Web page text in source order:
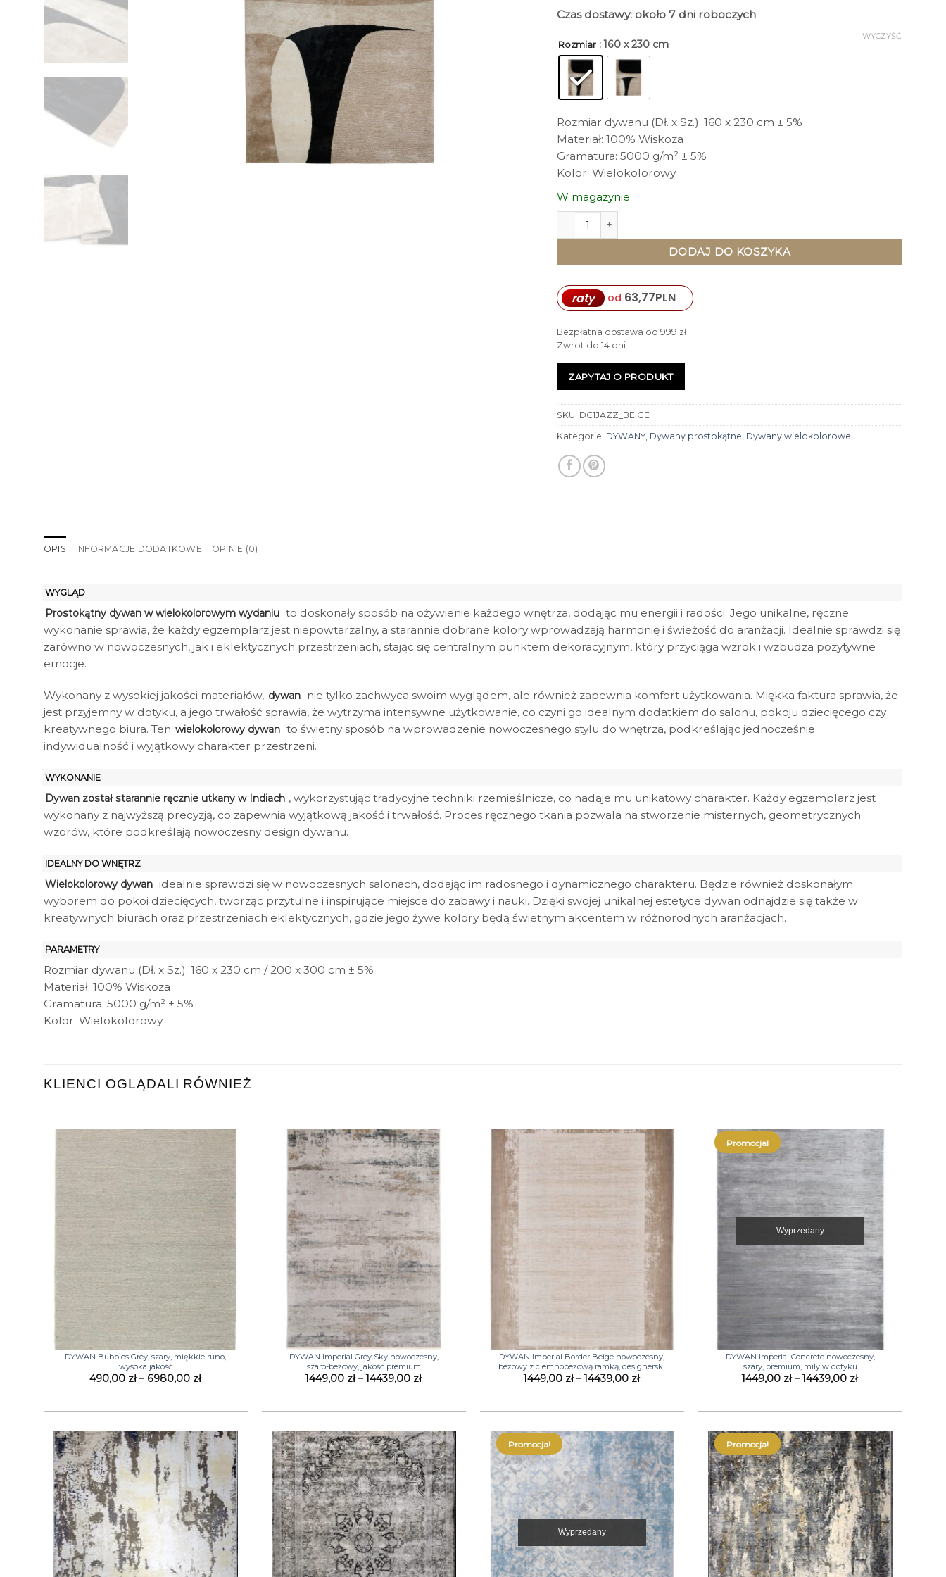
Czas dostawy: około 7 dni roboczych
Rozmiar : 160 x 230 cm
WYCZYŚĆ
Rozmiar dywanu (Dł. x Sz.): 160 x 230 cm ± 5%
Materiał: 100% Wiskoza
Gramatura: 5000 g/m² ± 5%
Kolor: Wielokolorowy
W magazynie
ilość DYWAN prostokątny, wielokolorowy, ręczne wykonanie, nowoczesny styl
DODAJ DO KOSZYKA
raty od 63,77PLN
Bezpłatna dostawa od 999 zł
Zwrot do 14 dni
ZAPYTAJ O PRODUKT
SKU: DC1JAZZ_BEIGE
Kategorie: DYWANY, Dywany prostokątne Dywany wielokolorowe
OPIS INFORMACJE DODATKOWE OPINIE (0)
WYGLĄD
Prostokątny dywan w wielokolorowym wydaniu to doskonały sposób na ożywienie każdego wnętrza, dodając mu energii i radości. Jego unikalne, ręczne
wykonanie sprawia, że każdy egzemplarz jest niepowtarzalny, a starannie dobrane kolory wprowadzają harmonię i świeżość do aranżacji. Idealnie sprawdzi się
zarówno w nowoczesnych, jak i eklektycznych przestrzeniach, stając się centralnym punktem dekoracyjnym, który przyciąga wzrok i wzbudza pozytywne
emocje.
Wykonany z wysokiej jakości materiałów, dywan nie tylko zachwyca swoim wyglądem, ale również zapewnia komfort użytkowania. Miękka faktura sprawia, że
jest przyjemny w dotyku, a jego trwałość sprawia, że wytrzyma intensywne użytkowanie, co czyni go idealnym dodatkiem do salonu, pokoju dziecięcego czy
kreatywnego biura. Ten wielokolorowy dywan to świetny sposób na wprowadzenie nowoczesnego stylu do wnętrza, podkreślając jednocześnie
indywidualność i wyjątkowy charakter przestrzeni.
WYKONANIE
Dywan został starannie ręcznie utkany w Indiach , wykorzystując tradycyjne techniki rzemieślnicze, co nadaje mu unikatowy charakter. Każdy egzemplarz jest
wykonany z najwyższą precyzją, co zapewnia wyjątkową jakość i trwałość. Proces ręcznego tkania pozwala na stworzenie misternych, geometrycznych
wzorów, które podkreślają nowoczesny design dywanu.
IDEALNY DO WNĘTRZ
Wielokolorowy dywan idealnie sprawdzi się w nowoczesnych salonach, dodając im radosnego i dynamicznego charakteru. Będzie również doskonałym
wyborem do pokoi dziecięcych, tworząc przytulne i inspirujące miejsce do zabawy i nauki. Dzięki swojej unikalnej estetyce dywan odnajdzie się także w
kreatywnych biurach oraz przestrzeniach eklektycznych, gdzie jego żywe kolory będą świetnym akcentem w różnorodnych aranżacjach.
PARAMETRY
Rozmiar dywanu (Dł. x Sz.): 160 x 230 cm / 200 x 300 cm ± 5%
Materiał: 100% Wiskoza
Gramatura: 5000 g/m² ± 5%
Kolor: Wielokolorowy
KLIENCI OGLĄDALI RÓWNIEŻ
DYWAN Bubbles Grey, szary, miękkie runo,
wysoka jakość
490,00 zł – 6980,00 złZakres
do
+
DYWAN Imperial Grey Sky nowoczesny,
szaro-beżowy, jakość premium
1449,00 zł – 14439,00 złZakres
do
DYWAN Imperial Border Beige nowoczesny,
beżowy z ciemnobeżową ramką, designerski
1449,00 zł – 14439,00 złZakres
do
Promocja!
Wyprzedany
DYWAN Imperial Concrete nowoczesny,
szary, premium, miły w dotyku
1449,00 zł – 14439,00 złZakres
do
Promocja!
Wyprzedany
Promocja!